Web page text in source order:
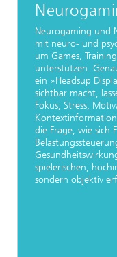
Neurogaming und
mit neuro- und
um Games,
unterstützen.
ein »Headsup
sichtbar macht,
Fokus, Stress,
die Frage, wie sich
spielerischen,
sondern objektiv